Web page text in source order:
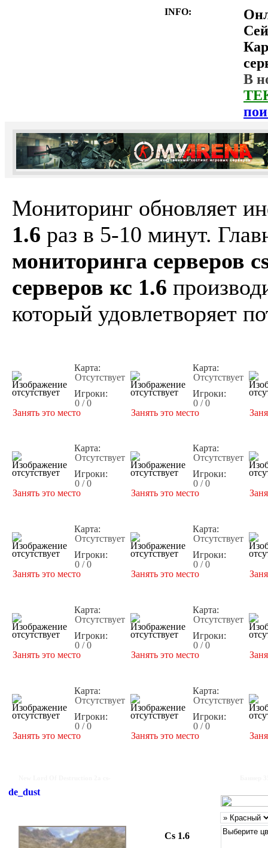
INFO:
В
Мониторинг обновляет
1.6 раз в 5-10 минут.
мониторинга серверов
серверов кс 1.6
который удовлетворяет
Карта:
Отсутствует
Игроки:
0 / 0
Занять это место
Карта:
Отсутствует
Игроки:
0 / 0
Занять это место
Карта:
Отсутствует
Игроки:
0 / 0
Занять это место
Карта:
Отсутствует
Игроки:
0 / 0
Занять это место
Карта:
Отсутствует
Игроки:
0 / 0
Занять это место
Карта:
Отсутствует
Игроки:
0 / 0
Занять это место
Карта:
Отсутствует
Игроки:
0 / 0
Занять это место
Карта:
Отсутствует
Игроки:
0 / 0
Занять это место
Карта:
Отсутствует
Игроки:
0 / 0
Занять это место
Карта:
Отсутствует
Игроки:
0 / 0
Занять это место
de_dust
Cs 1.6